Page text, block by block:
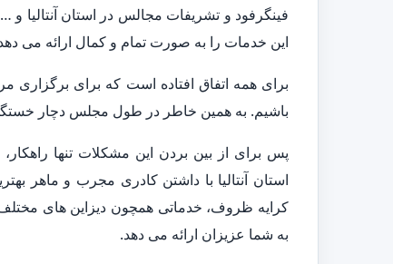
فینگرفود و تشریفات مجالس در استان آنتالیا و …
این خدمات را به صورت تمام و کمال ارائه می
برای همه اتفاق افتاده است که برای برگزاری
باشیم. به همین خاطر در طول مجلس دچار
پس برای از بین بردن این مشکلات تنها
استان آنتالیا با داشتن کادری مجرب و ماهر
کرایه ظروف، خدماتی همچون دیزاین های
به شما عزیزان ارائه می دهد.